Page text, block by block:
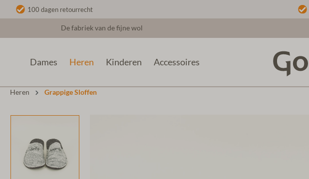
100 dagen retourrecht
De fabriek van de fijne wol
Dames Heren Kinderen Accessoires
Heren Grappige Sloffen